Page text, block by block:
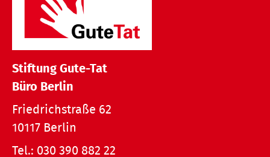
Stiftung Gute-Tat
Büro Berlin
Friedrichstraße 62
10117 Berlin
Tel.: 030 390 882 22